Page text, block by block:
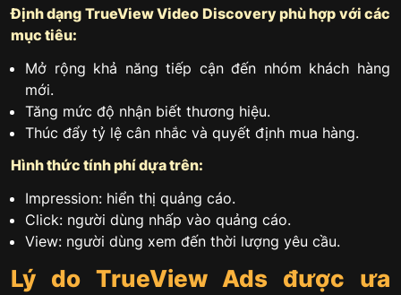
Định dạng TrueView Video Discovery phù hợp với các
mục tiêu:
Mở rộng khả năng tiếp cận đến nhóm khách hàng
mới.
Tăng mức độ nhận biết thương hiệu.
Thúc đẩy tỷ lệ cân nhắc và quyết định mua hàng.
Hình thức tính phí dựa trên:
Impression: hiển thị quảng cáo.
Click: người dùng nhấp vào quảng cáo.
View: người dùng xem đến thời lượng yêu cầu.
Lý do TrueView Ads được ưa